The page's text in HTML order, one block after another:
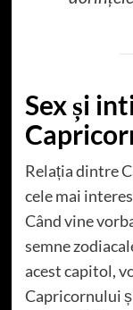
Sex și
Relația dintre
cele mai
Când vine
semne
acest capitol,
Capricornului